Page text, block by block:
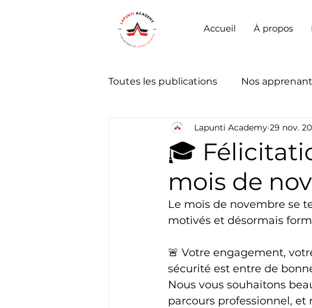
Accueil À propos
Toutes les publications Nos
🎓
mois de
Lapunti Academy 29 nov.
Le mois de novembre se
motivés et désormais
🚨 Votre engagement,
sécurité est entre de
Nous vous souhaitons
parcours professionnel, et